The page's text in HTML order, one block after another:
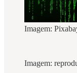
Imagem:
Imagem: